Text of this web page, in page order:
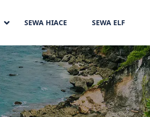
SEWA HIACE SEWA ELF